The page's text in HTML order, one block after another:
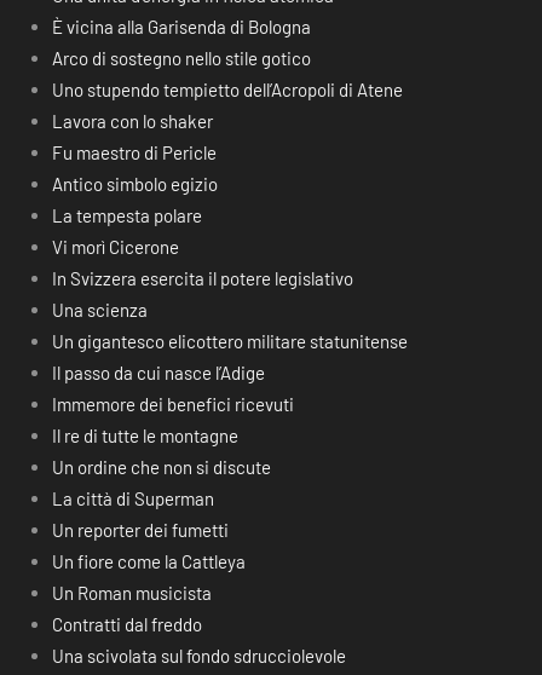
È vicina alla Garisenda di Bologna
Arco di sostegno nello stile gotico
Uno stupendo tempietto dell’Acropoli di Atene
Lavora con lo shaker
Fu maestro di Pericle
Antico simbolo egizio
La tempesta polare
Vi morì Cicerone
In Svizzera esercita il potere legislativo
Una scienza
Un gigantesco elicottero militare statunitense
Il passo da cui nasce l’Adige
Immemore dei benefici ricevuti
Il re di tutte le montagne
Un ordine che non si discute
La città di Superman
Un reporter dei fumetti
Un fiore come la Cattleya
Un Roman musicista
Contratti dal freddo
Una scivolata sul fondo sdrucciolevole